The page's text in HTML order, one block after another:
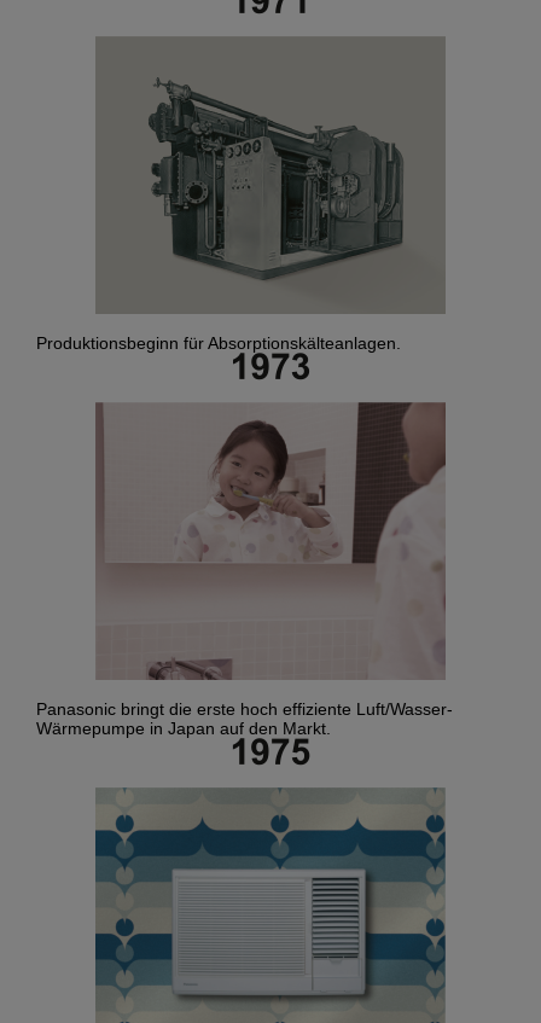
Produktionsbeginn für Absorptionskälteanlagen.
Panasonic bringt die erste hoch effiziente Luft/Wasser-
Wärmepumpe in Japan auf den Markt.